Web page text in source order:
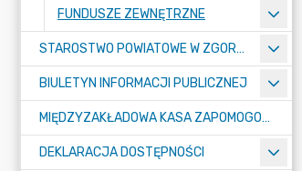
FUNDUSZE ZEWNĘTRZNE
STAROSTWO POWIATOWE W ZGORZELCU
BIULETYN INFORMACJI PUBLICZNEJ
MIĘDZYZAKŁADOWA KASA ZAPOMOGOWO-POŻYCZKOWA
DEKLARACJA DOSTĘPNOŚCI